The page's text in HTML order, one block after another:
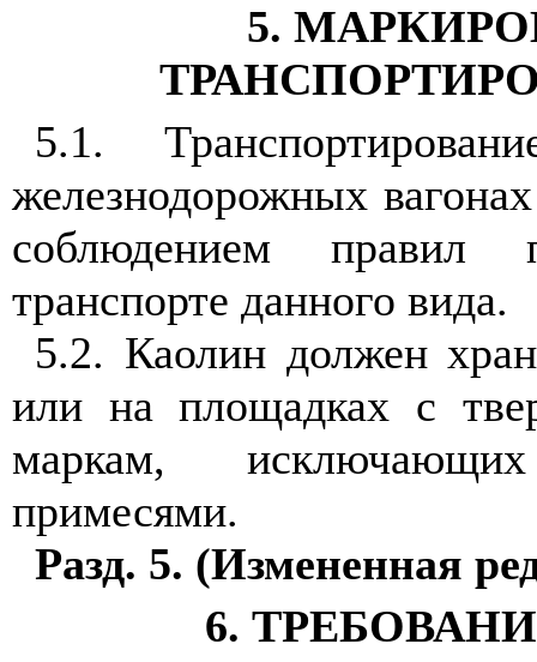
5.
5.1.
железнодорожных
соблюдением правил
транспорте данного вида.
5.2. Каолин должен
или на площадках с
маркам,
примесями.
Разд. 5. (Измененная
6.